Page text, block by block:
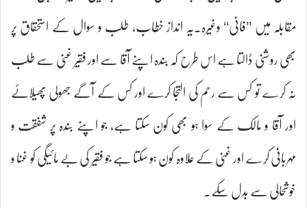
مقابلہ میں ’’فانی‘‘ وغیرہ۔یہ انداز خطاب، طلب و سوال کے استحقاق پر
بھی روشنی ڈالتا ہے اس طرح کہ بندہ اپنے آقا سے اور فقیر غنی سے طلب
نہ کرے تو کس سے رحم کی التجا کرے اور کس کے آگے جھولی پھیلائے
اور آقا و مالک کے سوا ہو بھی کون سکتا ہے، جو اپنے بندہ پر شفقت و
مہربانی کرے اور غنی کے علاوہ کون ہو سکتا ہے جو فقیر کی بے مائیگی کو غنا و
خوشحالی سے بدل سکے۔